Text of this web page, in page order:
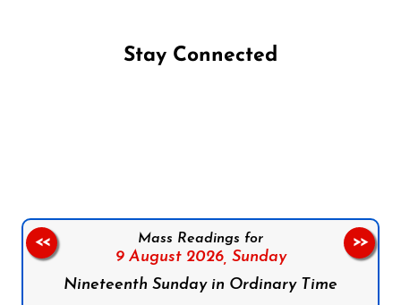
Stay Connected
Mass Readings for
9 August 2026, Sunday
Nineteenth Sunday in Ordinary Time
<< >>